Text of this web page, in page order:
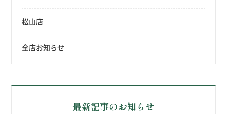
松山店
全店お知らせ
最新記事のお知らせ